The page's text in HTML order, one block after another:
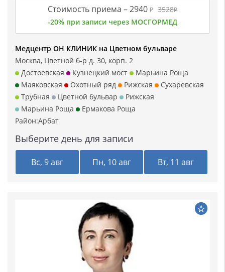
Стоимость приема –2940 ₽ 3528₽
-20% при записи через МОСГОРМЕД
Медцентр ОН КЛИНИК на Цветном бульваре
Москва, Цветной б-р д. 30, корп. 2
Достоевская
Кузнецкий мост
Марьина Роща
Маяковская
Охотный ряд Рижская
Сухаревская
Трубная
Цветной бульвар
Рижская
Марьина Роща
Ермакова Роща
Район:Арбат
Выберите день для записи
Вс, 9 авг Пн, 10 авг Вт, 11 авг